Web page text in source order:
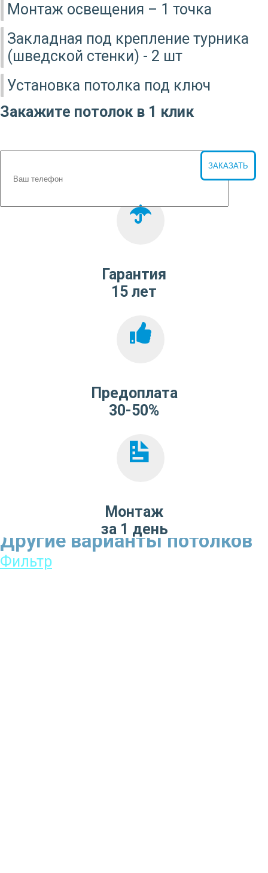
Монтаж освещения – 1 точка
Закладная под крепление турника
(шведской стенки) - 2 шт
Установка потолка под ключ
Закажите потолок в 1 клик
Гарантия
15 лет
Предоплата
30-50%
Монтаж
за 1 день
Фильтр
Другие варианты потолков